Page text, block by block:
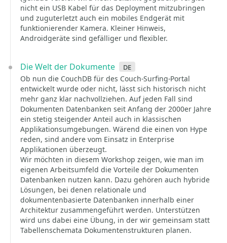
nicht ein USB Kabel für das Deployment mitzubringen
und zuguterletzt auch ein mobiles Endgerät mit
funktionierender Kamera. Kleiner Hinweis,
Androidgeräte sind gefälliger und flexibler.
Die Welt der Dokumente de
Ob nun die CouchDB für des Couch-Surfing-Portal
entwickelt wurde oder nicht, lässt sich historisch nicht
mehr ganz klar nachvollziehen. Auf jeden Fall sind
Dokumenten Datenbanken seit Anfang der 2000er Jahre
ein stetig steigender Anteil auch in klassischen
Applikationsumgebungen. Wärend die einen von Hype
reden, sind andere vom Einsatz in Enterprise
Applikationen überzeugt.
Wir möchten in diesem Workshop zeigen, wie man im
eigenen Arbeitsumfeld die Vorteile der Dokumenten
Datenbanken nutzen kann. Dazu gehören auch hybride
Lösungen, bei denen relationale und
dokumentenbasierte Datenbanken innerhalb einer
Architektur zusammengeführt werden. Unterstützen
wird uns dabei eine Übung, in der wir gemeinsam statt
Tabellenschemata Dokumentenstrukturen planen.